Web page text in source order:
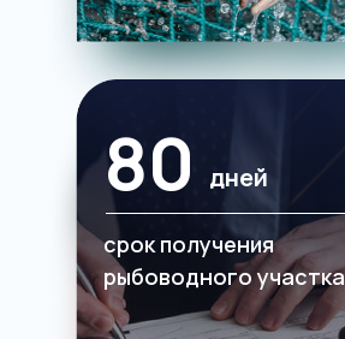
80 дней
срок получения
рыбоводного участка